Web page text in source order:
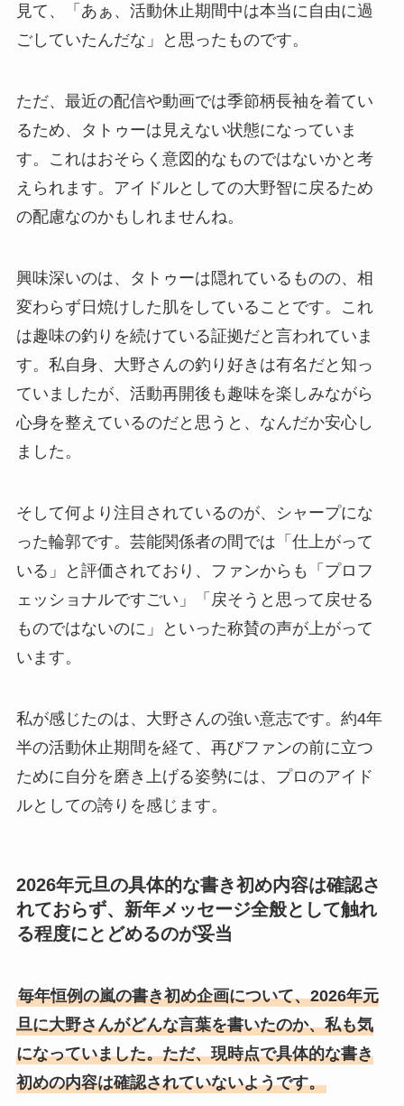
見て、「あぁ、活動休止期間中は本当に自由に過
ごしていたんだな」と思ったものです。
ただ、最近の配信や動画では季節柄長袖を着てい
るため、タトゥーは見えない状態になっていま
す。これはおそらく意図的なものではないかと考
えられます。アイドルとしての大野智に戻るため
の配慮なのかもしれませんね。
興味深いのは、タトゥーは隠れているものの、相
変わらず日焼けした肌をしていることです。これ
は趣味の釣りを続けている証拠だと言われていま
す。私自身、大野さんの釣り好きは有名だと知っ
ていましたが、活動再開後も趣味を楽しみながら
心身を整えているのだと思うと、なんだか安心し
ました。
そして何より注目されているのが、シャープにな
った輪郭です。芸能関係者の間では「仕上がって
いる」と評価されており、ファンからも「プロフ
ェッショナルですごい」「戻そうと思って戻せる
ものではないのに」といった称賛の声が上がって
います。
私が感じたのは、大野さんの強い意志です。約4年
半の活動休止期間を経て、再びファンの前に立つ
ために自分を磨き上げる姿勢には、プロのアイド
ルとしての誇りを感じます。
2026年元旦の具体的な書き初め内容は確認さ
れておらず、新年メッセージ全般として触れ
る程度にとどめるのが妥当
毎年恒例の嵐の書き初め企画について、2026年元
旦に大野さんがどんな言葉を書いたのか、私も気
になっていました。ただ、現時点で具体的な書き
初めの内容は確認されていないようです。